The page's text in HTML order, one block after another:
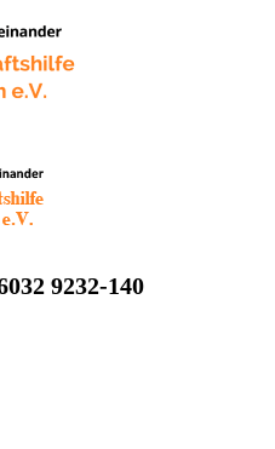
9232-140